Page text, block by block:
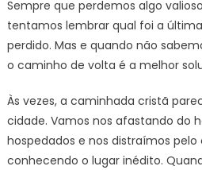
Sempre que perdemos algo
tentamos lembrar qual foi a
perdido. Mas e quando não
o caminho de volta é a melhor
Às vezes, a caminhada cristã
cidade. Vamos nos afastando do
hospedados e nos distraímos
conhecendo o lugar inédito.